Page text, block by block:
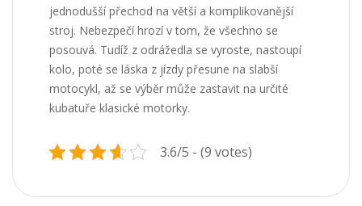
jednodušší přechod na větší a komplikovanější
stroj. Nebezpečí hrozí v tom, že všechno se
posouvá. Tudíž z odrážedla se vyroste, nastoupí
kolo, poté se láska z jízdy přesune na slabší
motocykl, až se výběr může zastavit na určité
kubatuře klasické motorky.
3.6/5 - (9 votes)